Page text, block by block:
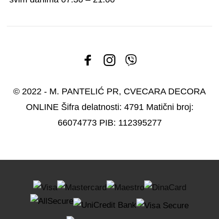
© 2022 - M. PANTELIĆ PR, CVECARA DECORA
ONLINE Šifra delatnosti: 4791 Matični broj:
66074773 PIB: 112395277